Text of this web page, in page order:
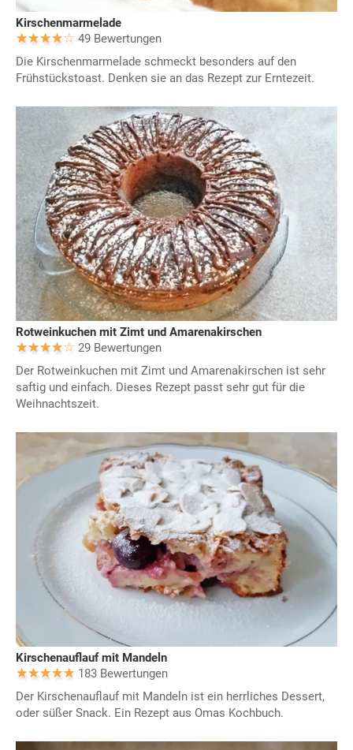
Kirschenmarmelade
49 Bewertungen
Die Kirschenmarmelade schmeckt besonders auf den
Frühstückstoast. Denken sie an das Rezept zur Erntezeit.
Rotweinkuchen mit Zimt und Amarenakirschen
29 Bewertungen
Der Rotweinkuchen mit Zimt und Amarenakirschen ist sehr
saftig und einfach. Dieses Rezept passt sehr gut für die
Weihnachtszeit.
Kirschenauflauf mit Mandeln
183 Bewertungen
Der Kirschenauflauf mit Mandeln ist ein herrliches Dessert,
oder süßer Snack. Ein Rezept aus Omas Kochbuch.